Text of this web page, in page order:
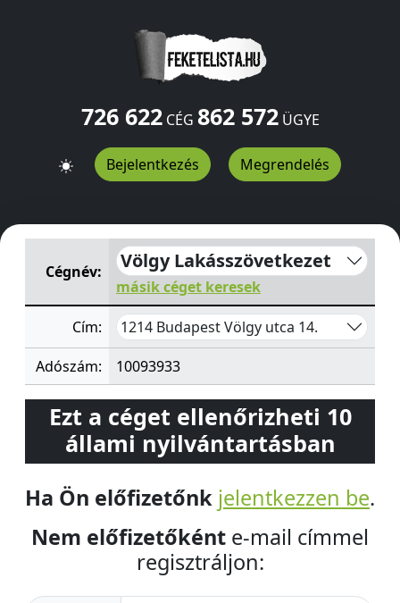
726 622CÉG 862 572ÜGYE
Bejelentkezés Megrendelés
Völgy LakásszövetkezetVölgy utca 14.Budapest1214
Cégnév:
Völgy Lakásszövetkezet
másik céget keresek
Cím: 1214 Budapest Völgy utca 14.
Adószám: 10093933
Ezt a céget ellenőrizheti 10
állami nyilvántartásban
Ha Ön előfizetőnk jelentkezzen be.
Nem előfizetőként e-mail címmel
regisztráljon: